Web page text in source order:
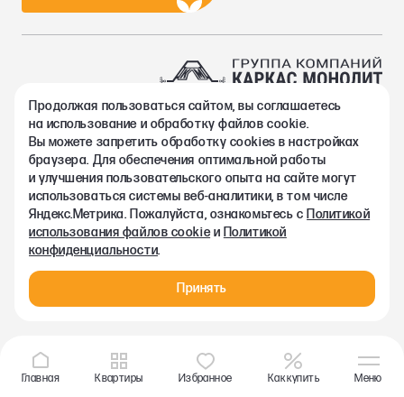
2002-2026. Группа компаний Каркас Монолит
Политика конфиденциальности
Правовая информация
Согласие на обработку персональных данных
Согласие на получение рекламно-информационных материалов
Любая информация, представленная на данном сайте, носит
исключительно информационный характер и ни при каких
условиях не является публичной офертой, определяемой
Главная Квартиры Избранное Как купить Меню
Продолжая пользоваться сайтом, вы соглашаетесь
на использование и обработку файлов cookie.
Вы можете запретить обработку сookies в настройках
браузера. Для обеспечения оптимальной работы
и улучшения пользовательского опыта на сайте могут
использоваться системы веб-аналитики, в том числе
Яндекс.Метрика. Пожалуйста, ознакомьтесь с Политикой
использования файлов cookieи Политикой
конфиденциальности.
Принять